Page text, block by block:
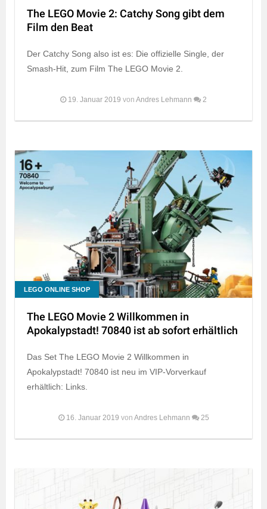
The LEGO Movie 2: Catchy Song gibt dem
Film den Beat
Der Catchy Song also ist es: Die offizielle Single, der
Smash-Hit, zum Film The LEGO Movie 2.
19. Januar 2019 von Andres Lehmann 2
LEGO ONLINE SHOP
The LEGO Movie 2 Willkommen in
Apokalypstadt! 70840 ist ab sofort erhältlich
Das Set The LEGO Movie 2 Willkommen in
Apokalypstadt! 70840 ist neu im VIP-Vorverkauf
erhältlich: Links.
16. Januar 2019 von Andres Lehmann 25